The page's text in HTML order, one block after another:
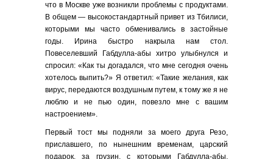
что в Москве уже возникли проблемы с продуктами.
В общем — высокостандартный привет из Тбилиси,
которыми мы часто обменивались в застойные
годы. Ирина быстро накрыла нам стол.
Повеселевший Габдулла-абы хитро улыбнулся и
спросил: «Как ты догадался, что мне сегодня очень
хотелось выпить?» Я ответил: «Такие желания, как
вирус, передаются воздушным путем, к тому же я не
люблю и не пью один, повезло мне с вашим
настроением».
Первый тост мы подняли за моего друга Резо,
приславшего, по нынешним временам, царский
подарок, за грузин, с которыми Габдулла-абы,